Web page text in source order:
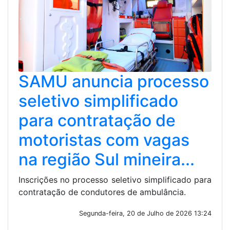
SAMU anuncia processo
seletivo simplificado
para contratação de
motoristas com vagas
na região Sul mineira...
Inscrições no processo seletivo simplificado para
contratação de condutores de ambulância.
Segunda-feira, 20 de Julho de 2026 13:24